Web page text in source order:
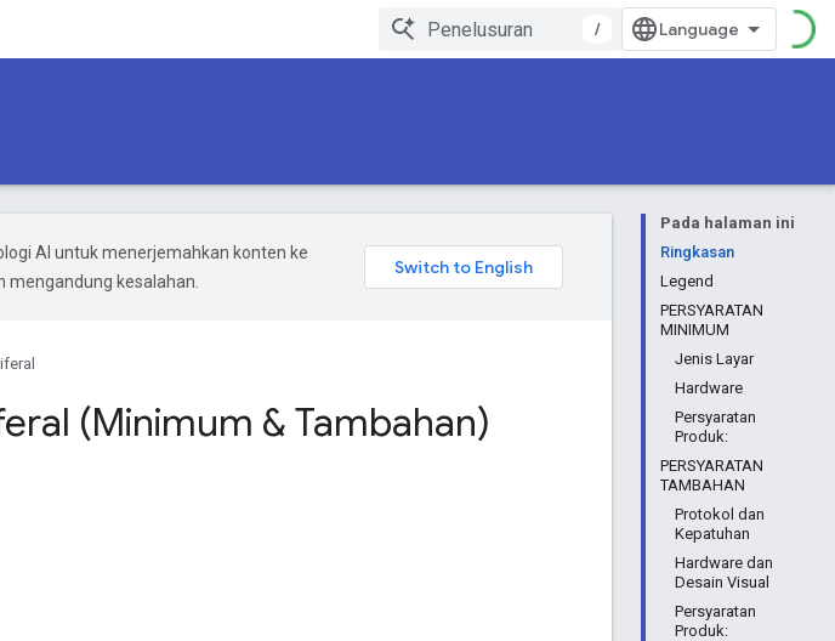
/
Pada halaman ini
Ringkasan
Legend
PERSYARATAN
MINIMUM
Jenis Layar
Hardware
Persyaratan
Produk:
PERSYARATAN
TAMBAHAN
Protokol dan
Kepatuhan
Hardware dan
Desain Visual
Persyaratan
Produk:
AI untuk menerjemahkan konten ke
mengandung kesalahan.
(Minimum & Tambahan)